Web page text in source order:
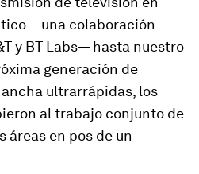
—una colaboración
y BT Labs— hasta nuestro
generación de
ultrarrápidas, los
al trabajo conjunto de
áreas en pos de un